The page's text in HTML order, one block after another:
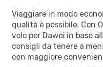
Viaggiare in modo
qualità è possibile. Con
volo per Dawei in base
consigli da tenere a
con maggiore